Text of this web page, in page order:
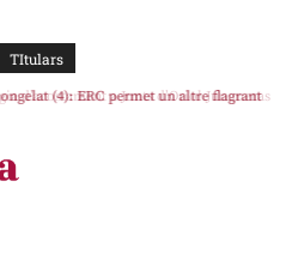
TItulars
(4): ERC permet un altre flagrant
a Junts d’Oriol Junqueras